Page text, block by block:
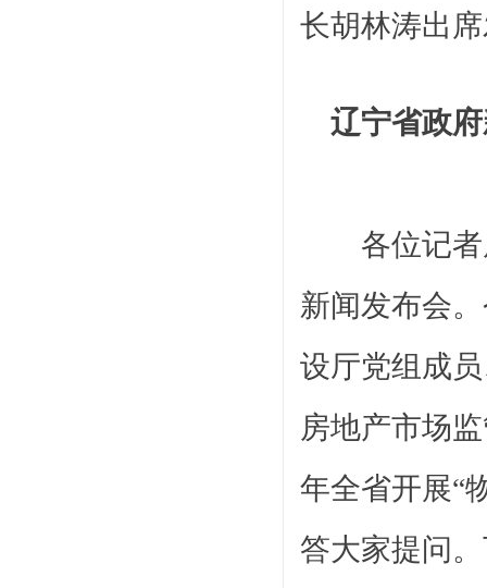
长胡林涛出
辽宁省政府
各位记者
新闻发布会
设厅党组成
房地产市场
年全省开展“
答大家提问